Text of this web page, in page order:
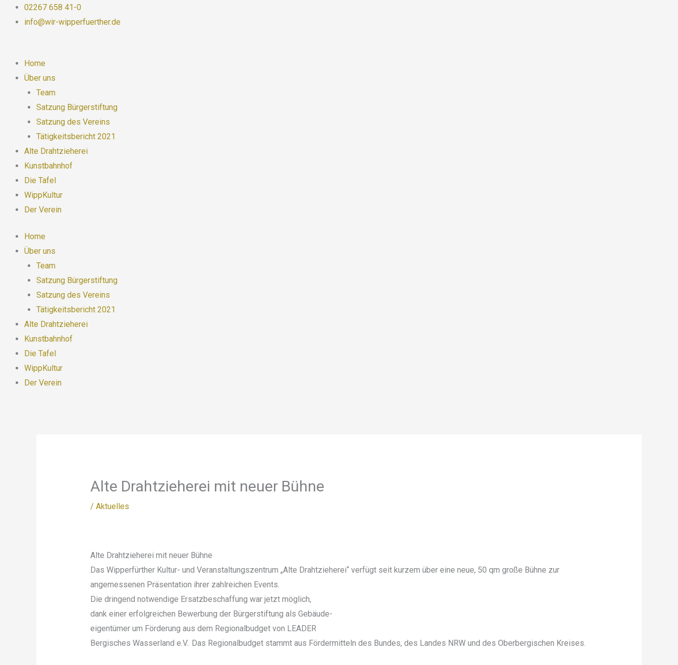
Inhalt
02267 658 41-0
info@wir-wipperfuerther.de
Home
Über uns
Team
Satzung Bürgerstiftung
Satzung des Vereins
Tätigkeitsbericht 2021
Alte Drahtzieherei
Kunstbahnhof
Die Tafel
WippKultur
Der Verein
Home
Über uns
Team
Satzung Bürgerstiftung
Satzung des Vereins
Tätigkeitsbericht 2021
Alte Drahtzieherei
Kunstbahnhof
Die Tafel
WippKultur
Der Verein
Alte Drahtzieherei mit neuer Bühne
/ Aktuelles
Alte Drahtzieherei mit neuer Bühne
Das Wipperfürther Kultur- und Veranstaltungszentrum „Alte Drahtzieherei“ verfügt seit kurzem über eine neue, 50 qm große Bühne zur
angemessenen Präsentation ihrer zahlreichen Events.
Die dringend notwendige Ersatzbeschaffung war jetzt möglich,
dank einer erfolgreichen Bewerbung der Bürgerstiftung als Gebäude-
eigentümer um Förderung aus dem Regionalbudget von LEADER
Bergisches Wasserland e.V.. Das Regionalbudget stammt aus Fördermitteln des Bundes, des Landes NRW und des Oberbergischen Kreises.